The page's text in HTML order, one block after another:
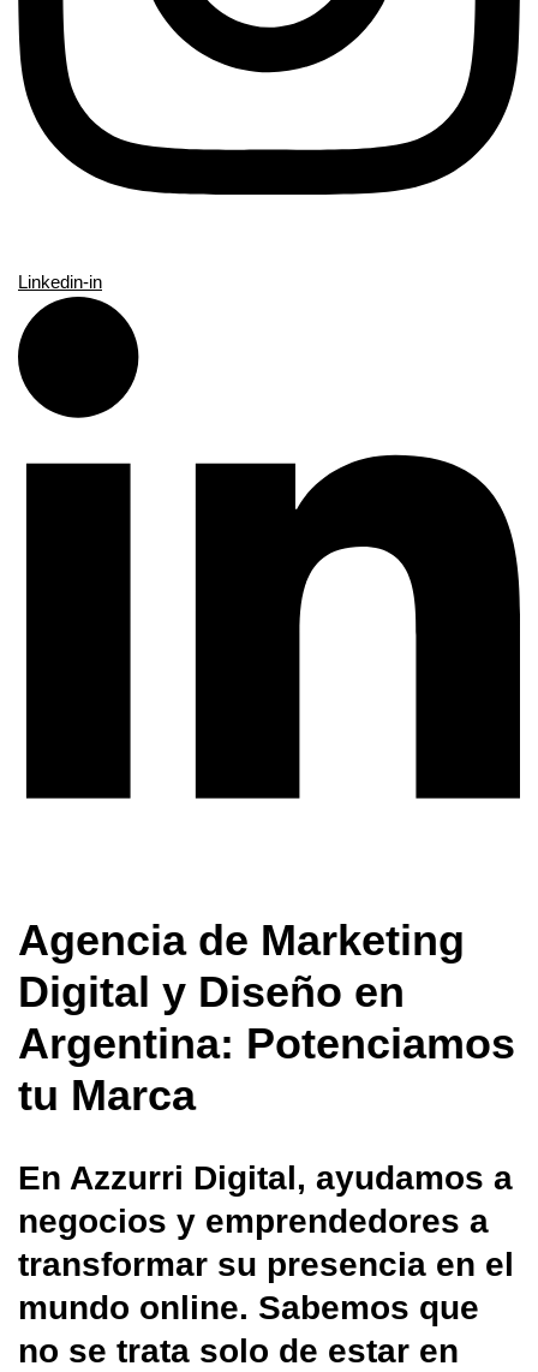
Linkedin-in
Agencia de Marketing
Digital y Diseño en
Argentina: Potenciamos
tu Marca
En Azzurri Digital, ayudamos a
negocios y emprendedores a
transformar su presencia en el
mundo online. Sabemos que
no se trata solo de estar en